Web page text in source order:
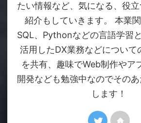
たい情報など、気になる、役
紹介もしていきます。 本業
SQL、Pythonなどの言語学習
活用したDX業務などについて
を共有、趣味でWeb制作やア
開発なども勉強中なのでその
します！